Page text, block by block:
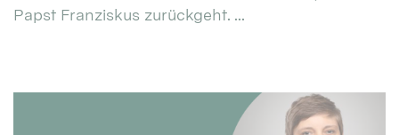
Papst Franziskus zurückgeht. ...